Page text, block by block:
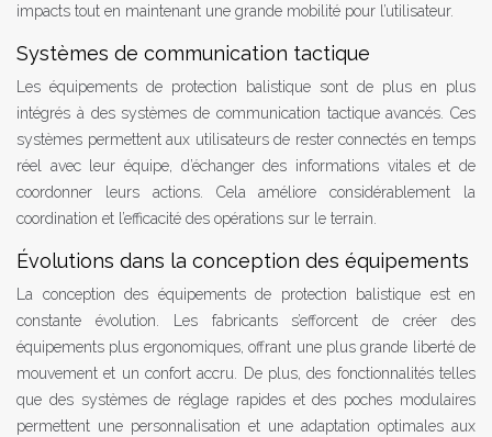
impacts tout en maintenant une grande mobilité pour l’utilisateur.
Systèmes de communication tactique
Les équipements de protection balistique sont de plus en plus
intégrés à des systèmes de communication tactique avancés. Ces
systèmes permettent aux utilisateurs de rester connectés en temps
réel avec leur équipe, d’échanger des informations vitales et de
coordonner leurs actions. Cela améliore considérablement la
coordination et l’efficacité des opérations sur le terrain.
Évolutions dans la conception des équipements
La conception des équipements de protection balistique est en
constante évolution. Les fabricants s’efforcent de créer des
équipements plus ergonomiques, offrant une plus grande liberté de
mouvement et un confort accru. De plus, des fonctionnalités telles
que des systèmes de réglage rapides et des poches modulaires
permettent une personnalisation et une adaptation optimales aux